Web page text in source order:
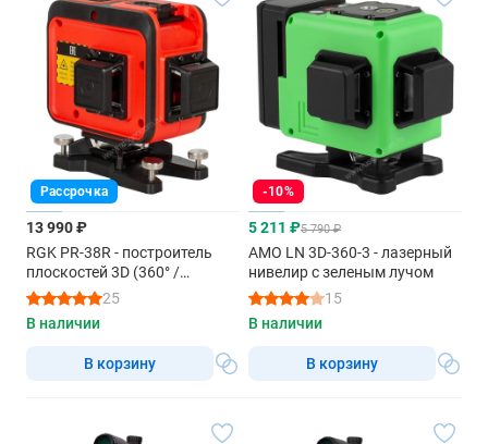
Рассрочка
13 990 ₽
RGK PR-38R - построитель
плоскостей 3D (360° /
красный луч / 50м с
приемником / АКБ)
25
В наличии
В корзину
-10%
5 211 ₽5 790 ₽
AMO LN 3D-360-3 - лазерный
нивелир с зеленым лучом
15
В наличии
В корзину